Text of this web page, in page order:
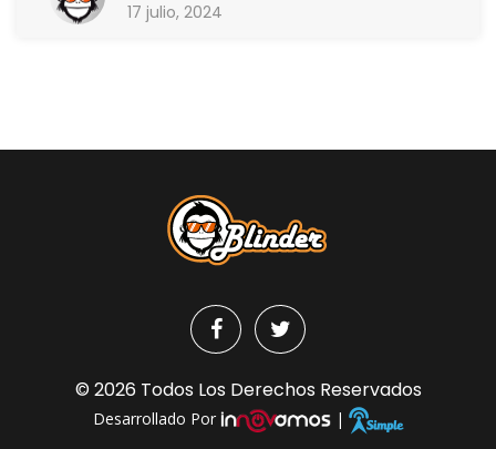
17 julio, 2024
© 2026 Todos Los Derechos Reservados
Desarrollado Por |